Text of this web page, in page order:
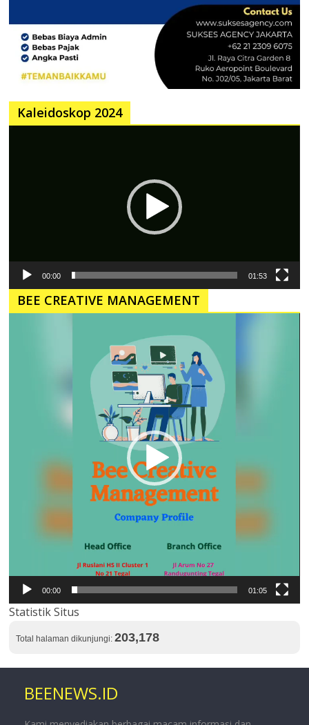
Kaleidoskop 2024
00:00 01:53
BEE CREATIVE MANAGEMENT
00:00 01:05
Statistik Situs
Total halaman dikunjungi:203,178
BEENEWS.ID